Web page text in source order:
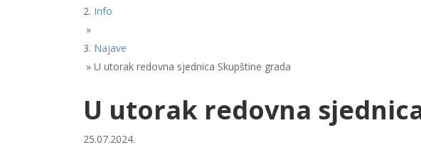
Info
»
Najave
»U utorak redovna sjednica Skupštine grada
U utorak redovna
25.07.2024.